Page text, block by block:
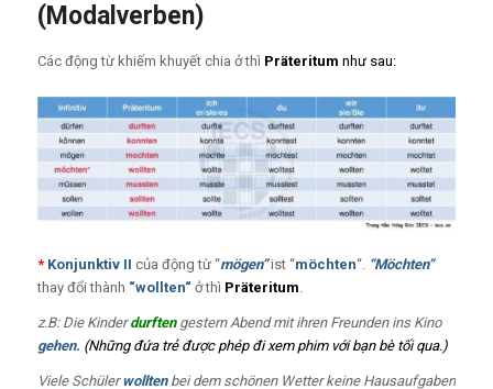
(Modalverben)
Các động từ khiếm khuyết chia ở thì Präteritum như sau:
*Konjunktiv II của động từ “mögen”ist “möchten“. “Möchten”
thay đổi thành “wollten“ở thì Präteritum
z.B: Die Kinderdurften gestern Abend mit ihren Freunden ins Kino
gehen. (Những đứa trẻ được phép đi xem phim với bạn bè tối qua.)
Viele Schüler wollten bei dem schönen Wetter keine Hausaufgaben